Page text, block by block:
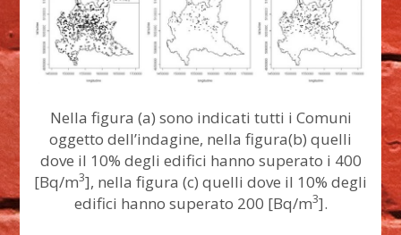
Nella figura (a) sono indicati tutti i Comuni
oggetto dell’indagine, nella figura(b) quelli
dove il 10% degli edifici hanno superato i 400
[Bq/m3], nella figura (c) quelli dove il 10% degli
edifici hanno superato 200 [Bq/m3].